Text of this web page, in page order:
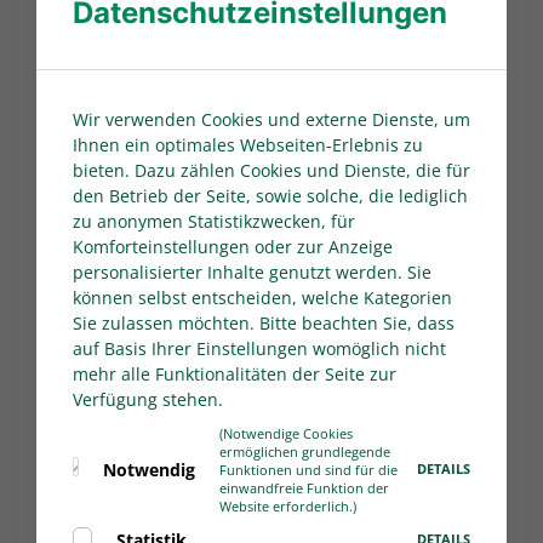
Doppeltorschützin Narjiss Ahamad (11./39.),
Gastgeberinnen erfolgreich. Für den SSV Rhade
traf Lea Baumeister (9.) zum zwischenzeitlichen
Ausgleich.
SGS Essen U21 - Alemannia Aachen 0:2 (0:0)
Drei wichtige Punkte für den Klassenverbleib
sicherte sich der Tabellenvorletzte Alemannia
Aachen mit dem 2:0 (0:0) bei der U21 der SGS
Essen. Mit einem Doppelschlag in der Mitte der
zweiten Halbzeit machten Clara Nellessen (60.)
und Gloria Noelie Zarambaud (69.) den ersten
Auswärtssieg für die von Gökhan Demirci
trainierten Aachenerinnen perfekt. Durch den
insgesamt fünften Dreier in der laufenden
Spielzeit stellte die Alemannia den Anschluss
Datenschutzeinstellungen
Wir verwenden Cookies und externe Dienste, um
Ihnen ein optimales Webseiten-Erlebnis zu
bieten. Dazu zählen Cookies und Dienste, die für
den Betrieb der Seite, sowie solche, die lediglich
zu anonymen Statistikzwecken, für
Komforteinstellungen oder zur Anzeige
personalisierter Inhalte genutzt werden. Sie
können selbst entscheiden, welche Kategorien
Sie zulassen möchten. Bitte beachten Sie, dass
auf Basis Ihrer Einstellungen womöglich nicht
mehr alle Funktionalitäten der Seite zur
Verfügung stehen.
Notwendig
(Notwendige Cookies
ermöglichen grundlegende
Funktionen und sind für die
einwandfreie Funktion der
Website erforderlich.)
DETAILS
DETAILS